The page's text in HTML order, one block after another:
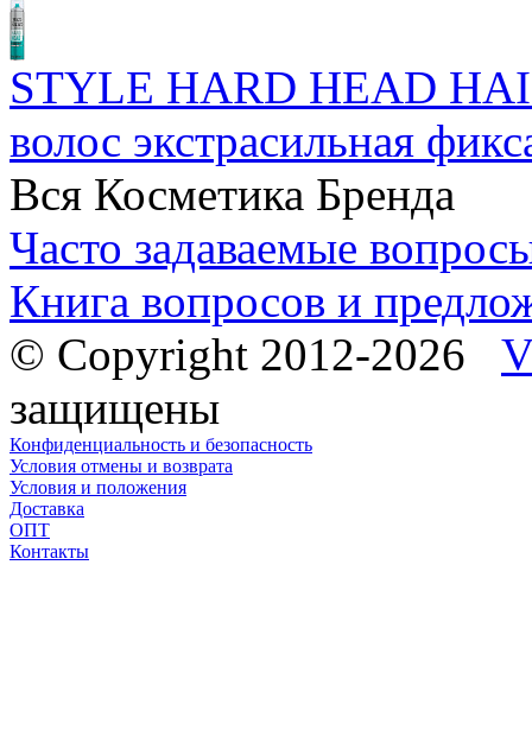
STYLE HARD HEAD
волос экстрасильная
Вся Косметика Бренда
Часто задаваемые
Книга вопросов и
© Copyright 2012-2026
защищены
Конфиденциальность и безопасность
Условия отмены и возврата
Условия и положения
Доставка
ОПТ
Контакты